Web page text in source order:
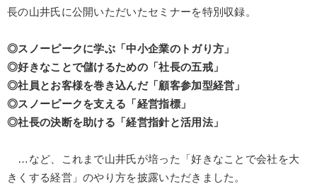
全国経営者セミナー収録物以外の経営教材（全762タイトル）からお探
カテゴリー
仕事のスキルと人間力を高める知恵を身につける
音声と動画で学ぶ 経営戦略・経営実務
【最新刊】精神科医・和田秀樹の「老いない力」＋健康な社長と
会社をつくる厳選講話
長の山井氏に公開いただいたセミナーを特別収録。
◎スノーピークに学ぶ「中小企業のトガり方」
◎好きなことで儲けるための「社長の五戒」
◎社員とお客様を巻き込んだ「顧客参加型経営」
◎スノーピークを支える「経営指標」
◎社長の決断を助ける「経営指針と活用法」
…など、これまで山井氏が培った「好きなことで会社を大
きくする経営」のやり方を披露いただきました。